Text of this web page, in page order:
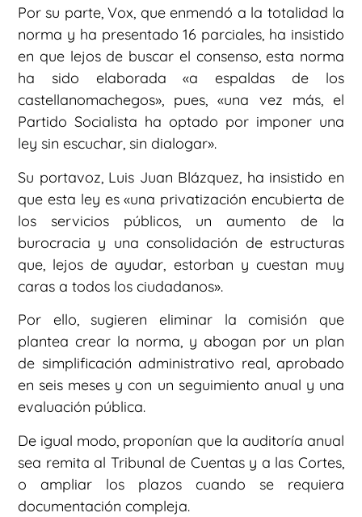
Por su parte, Vox, que enmendó a la totalidad la
norma y ha presentado 16 parciales, ha insistido
en que lejos de buscar el consenso, esta norma
ha sido elaborada «a espaldas de los
castellanomachegos», pues, «una vez más, el
Partido Socialista ha optado por imponer una
ley sin escuchar, sin dialogar».
Su portavoz, Luis Juan Blázquez, ha insistido en
que esta ley es «una privatización encubierta de
los servicios públicos, un aumento de la
burocracia y una consolidación de estructuras
que, lejos de ayudar, estorban y cuestan muy
caras a todos los ciudadanos».
Por ello, sugieren eliminar la comisión que
plantea crear la norma, y abogan por un plan
de simplificación administrativo real, aprobado
en seis meses y con un seguimiento anual y una
evaluación pública.
De igual modo, proponían que la auditoría anual
sea remita al Tribunal de Cuentas y a las Cortes,
o ampliar los plazos cuando se requiera
documentación compleja.